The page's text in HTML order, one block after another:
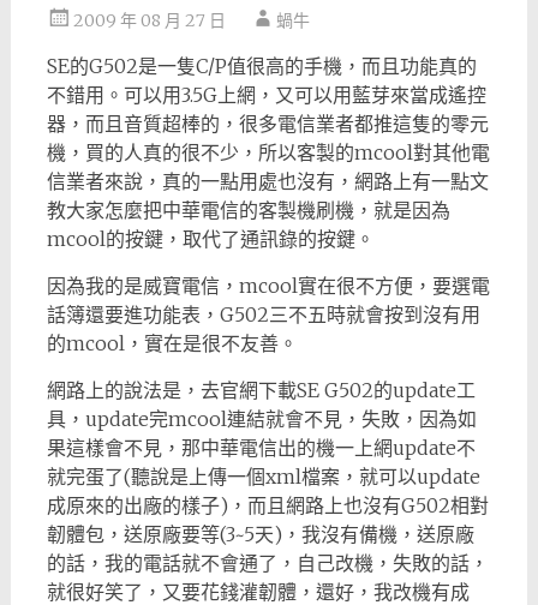
2009 年 08 月 27 日 蝸牛
SE的G502是一隻C/P值很高的手機，而且功能真的
不錯用。可以用3.5G上網，又可以用藍芽來當成遙控
器，而且音質超棒的，很多電信業者都推這隻的零元
機，買的人真的很不少，所以客製的mcool對其他電
信業者來說，真的一點用處也沒有，網路上有一點文
教大家怎麼把中華電信的客製機刷機，就是因為
mcool的按鍵，取代了通訊錄的按鍵。
因為我的是威寶電信，mcool實在很不方便，要選電
話簿還要進功能表，G502三不五時就會按到沒有用
的mcool，實在是很不友善。
網路上的說法是，去官網下載SE G502的update工
具，update完mcool連結就會不見，失敗，因為如
果這樣會不見，那中華電信出的機一上網update不
就完蛋了(聽說是上傳一個xml檔案，就可以update
成原來的出廠的樣子)，而且網路上也沒有G502相對
韌體包，送原廠要等(3~5天)，我沒有備機，送原廠
的話，我的電話就不會通了，自己改機，失敗的話，
就很好笑了，又要花錢灌韌體，還好，我改機有成